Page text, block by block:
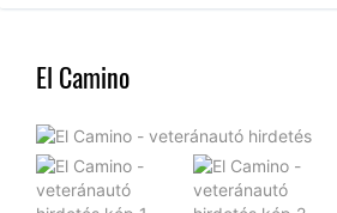
El Camino